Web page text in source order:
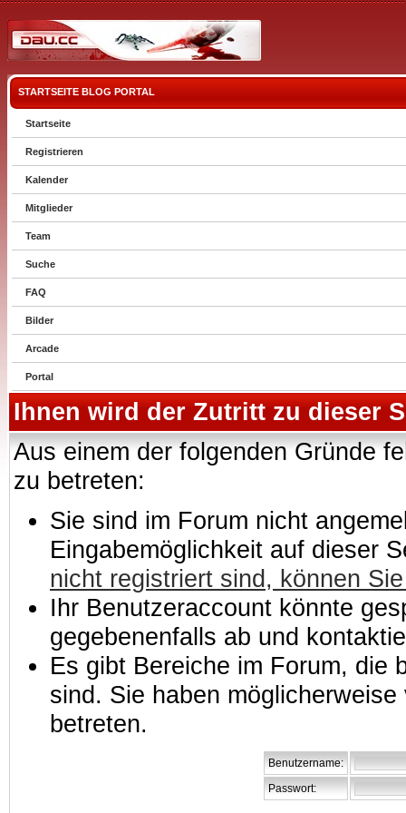
STARTSEITE BLOG PORTAL
Startseite
Registrieren
Kalender
Mitglieder
Team
Suche
FAQ
Bilder
Arcade
Portal
Ihnen wird der Zutritt zu dieser
Aus einem der folgenden Gründe
zu betreten:
Sie sind im Forum nicht
Eingabemöglichkeit auf dieser
nicht registriert sind, können
Ihr Benutzeraccount könnte
gegebenenfalls ab und
Es gibt Bereiche im Forum, die
sind. Sie haben
betreten.
Benutzername:
Passwort: